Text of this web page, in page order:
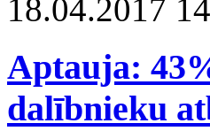
18.04.2017
Aptauja:
dalībnieku